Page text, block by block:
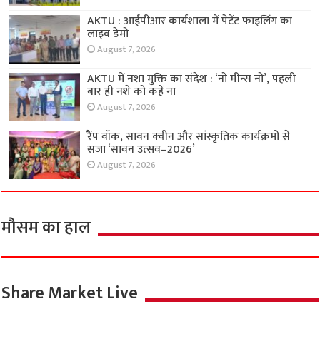
AKTU : आईपीआर कार्यशाला में पेटेंट फाइलिंग का
लाइव डेमो
August 7, 2026
AKTU में नशा मुक्ति का संदेश : ‘नो मीन्स नो’, पहली
बार ही नशे को कहें ना
August 7, 2026
रैंप वॉक, सावन क्वीन और सांस्कृतिक कार्यक्रमों से
सजा ‘सावन उत्सव–2026’
August 7, 2026
मौसम का हाल
Share Market Live